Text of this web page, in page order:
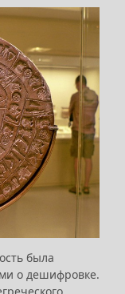
была
о дешифровке.